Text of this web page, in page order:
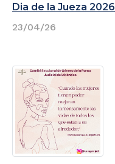
Dia de la Jueza 2026
23/04/26